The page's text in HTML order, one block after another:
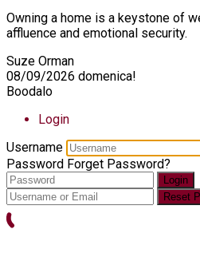
Owning a home is a keystone of
affluence and emotional security.
Suze Orman
08/09/2026 domenica!
Boodalo
Login
Username
Password Forget Password?
Login
Reset